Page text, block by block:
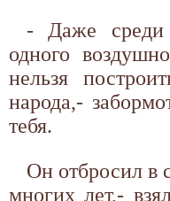
- Даже среди
одного
нельзя
народа,-
тебя.
Он отбросил в
многих лет,-